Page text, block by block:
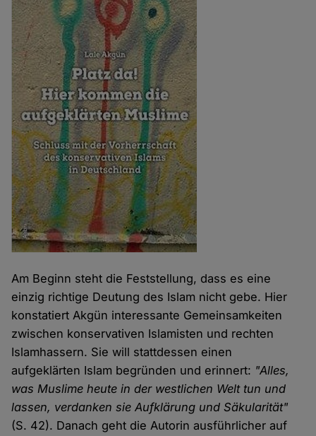
Am Beginn steht die Feststellung, dass es eine
einzig richtige Deutung des Islam nicht gebe. Hier
konstatiert Akgün interessante Gemeinsamkeiten
zwischen konservativen Islamisten und rechten
Islamhassern. Sie will stattdessen einen
aufgeklärten Islam begründen und erinnert: "Alles,
was Muslime heute in der westlichen Welt tun und
lassen, verdanken sie Aufklärung und Säkularität"
(S. 42). Danach geht die Autorin ausführlicher auf